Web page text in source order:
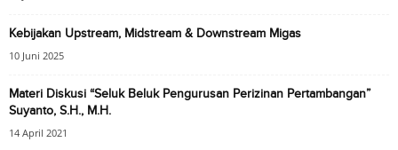
Kebijakan Upstream, Midstream & Downstream Migas
10 Juni 2025
Materi Diskusi “Seluk Beluk Pengurusan Perizinan Pertambangan”
Suyanto, S.H., M.H.
14 April 2021